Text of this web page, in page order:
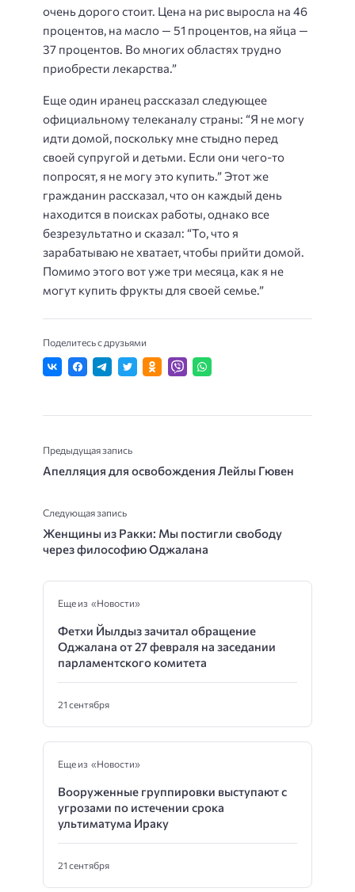
очень дорого стоит. Цена на рис выросла на 46
процентов, на масло — 51 процентов, на яйца —
37 процентов. Во многих областях трудно
приобрести лекарства.”
Еще один иранец рассказал следующее
официальному телеканалу страны: “Я не могу
идти домой, поскольку мне стыдно перед
своей супругой и детьми. Если они чего-то
попросят, я не могу это купить.” Этот же
гражданин рассказал, что он каждый день
находится в поисках работы, однако все
безрезультатно и сказал: “То, что я
зарабатываю не хватает, чтобы прийти домой.
Помимо этого вот уже три месяца, как я не
могут купить фрукты для своей семье.”
Поделитесь с друзьями
Предыдущая запись
Апелляция для освобождения Лейлы Гювен
Следующая запись
Женщины из Ракки: Мы постигли свободу
через философию Оджалана
Еще из «Новости»
Фетхи Йылдыз зачитал обращение
Оджалана от 27 февраля на заседании
парламентского комитета
21 сентября
Еще из «Новости»
Вооруженные группировки выступают с
угрозами по истечении срока
ультиматума Ираку
21 сентября